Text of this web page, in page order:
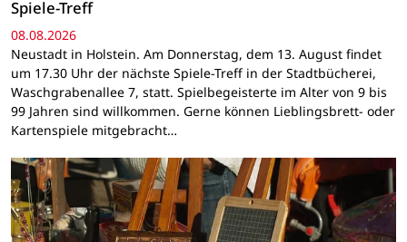
Spiele-Treff
08.08.2026
Neustadt in Holstein. Am Donnerstag, dem 13. August findet
um 17.30 Uhr der nächste Spiele-Treff in der Stadtbücherei,
Waschgrabenallee 7, statt. Spielbegeisterte im Alter von 9 bis
99 Jahren sind willkommen. Gerne können Lieblingsbrett- oder
Kartenspiele mitgebracht…